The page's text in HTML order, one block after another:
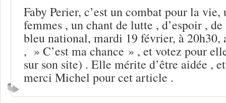
Faby Perier, c’est un combat pour la
femmes , un chant de lutte , d’espoir ,
bleu national, mardi 19 février, à 20h30,
, » C’est ma chance » , et votez pour
sur son site) . Elle mérite d’être aidée ,
merci Michel pour cet article .